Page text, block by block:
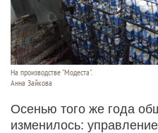
На производстве "Модеста".
Анна Зайкова
Осенью того же года
изменилось: